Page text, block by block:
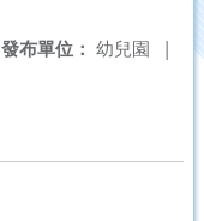
發布單位： 幼兒園 |